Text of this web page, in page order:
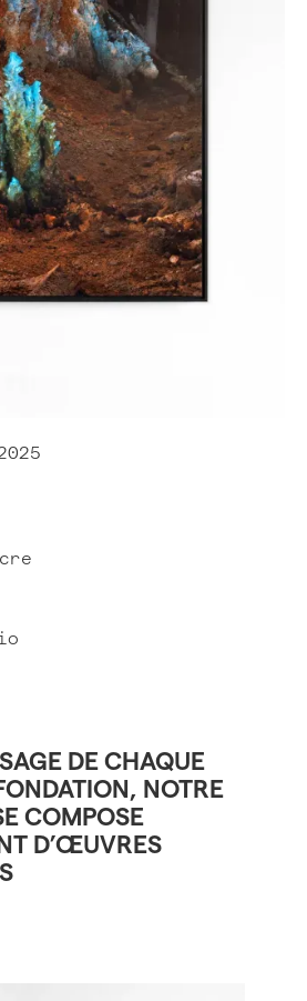
DE CHAQUE
NOTRE
COMPOSE
D’ŒUVRES